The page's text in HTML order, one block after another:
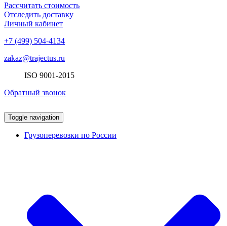
Рассчитать стоимость
Отследить доставку
Личный кабинет
+7 (499) 504-4134
zakaz@trajectus.ru
ISO 9001-2015
Обратный звонок
Toggle navigation
Грузоперевозки по России